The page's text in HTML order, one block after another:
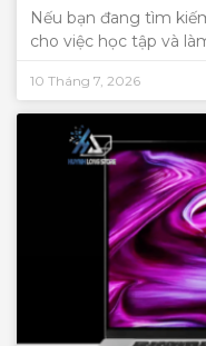
Nếu bạn đang tìm
cho việc học tập và
10 Tháng 7, 2026